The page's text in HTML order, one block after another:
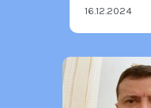
16.12.2024